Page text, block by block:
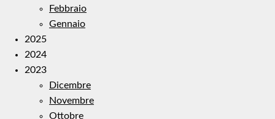
Febbraio
Gennaio
2025
2024
2023
Dicembre
Novembre
Ottobre